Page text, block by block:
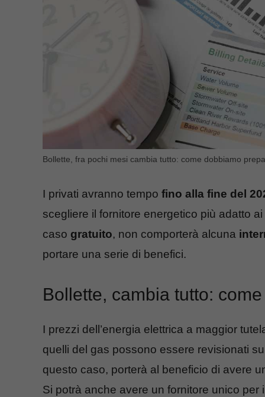
Bollette, fra pochi mesi cambia tutto: come dobbiamo
I privati avranno tempo fino alla fine del
scegliere il fornitore energetico più adatto
caso gratuito, non comporterà alcuna
portare una serie di benefici.
Bollette, cambia tutto:
I prezzi dell’energia elettrica a maggior
quelli del gas possono essere revisionati
questo caso, porterà al beneficio di avere
Si potrà anche avere un fornitore unico per